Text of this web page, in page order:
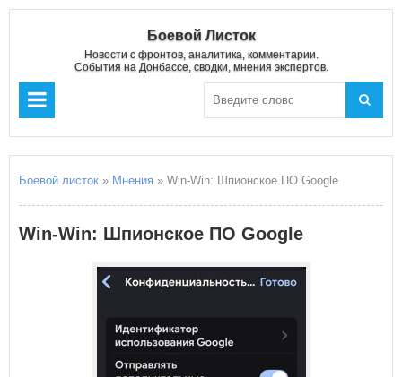
Боевой Листок
Новости с фронтов, аналитика, комментарии.
События на Донбассе, сводки, мнения экспертов.
Боевой листок » Мнения » Win-Win: Шпионское ПО Google
Win-Win: Шпионское ПО Google